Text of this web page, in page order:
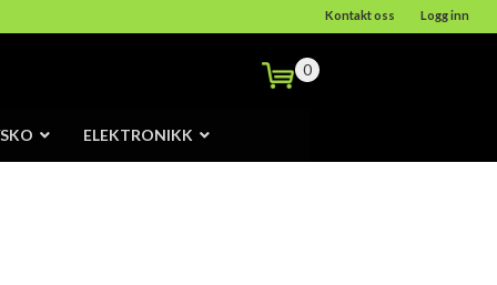
Kontakt oss Logg inn
0
ELEKTRONIKK